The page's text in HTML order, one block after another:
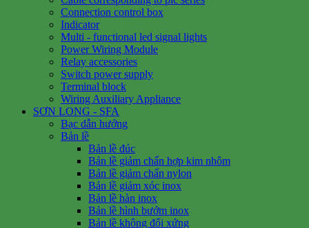
Connection control box
Indicator
Multi - functional led signal lights
Power Wiring Module
Relay accessories
Switch power supply
Terminal block
Wiring Auxiliary Appliance
SƠN LONG - SFA
Bạc dẫn hướng
Bản lề
Bản lề đúc
Bản lề giảm chấn hợp kim nhôm
Bản lề giảm chấn nylon
Bản lề giảm xóc inox
Bản lề hàn inox
Bản lề hình bướm inox
Bản lề không đối xứng